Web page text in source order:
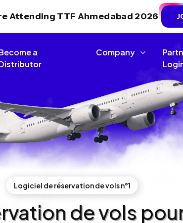
Attending TTF Ahmedabad 2026
a
Company
Logiciel de réservation de vols n°1
de vols